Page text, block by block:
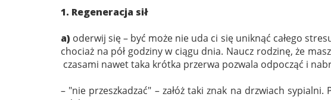
1. Regeneracja sił
a) oderwij się – być może nie uda ci się uniknąć całego
chociaż na pół godziny w ciągu dnia. Naucz rodzinę, że
czasami nawet taka krótka przerwa pozwala odpocząć i
– "nie przeszkadzać" – załóż taki znak na drzwiach sypialni.